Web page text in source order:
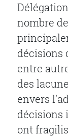
nombre
décisions
entre
des
envers
décisions
ont